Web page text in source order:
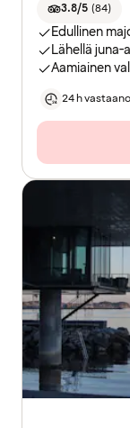
3.8/5 (84)
Edullinen
Lähellä juna-
Aamiainen
24 h